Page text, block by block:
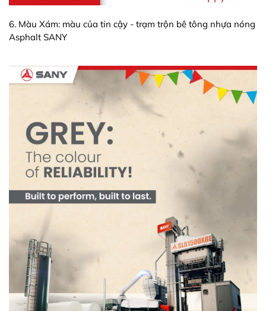
6. Màu Xám: màu của tin cậy - trạm trộn bê tông nhựa nóng
Asphalt SANY